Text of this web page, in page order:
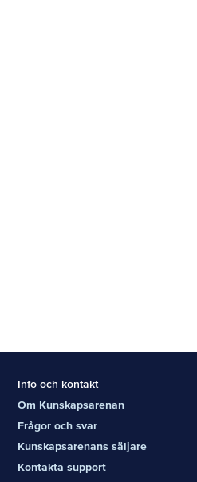
Info och kontakt
Om Kunskapsarenan
Frågor och svar
Kunskapsarenans säljare
Kontakta support